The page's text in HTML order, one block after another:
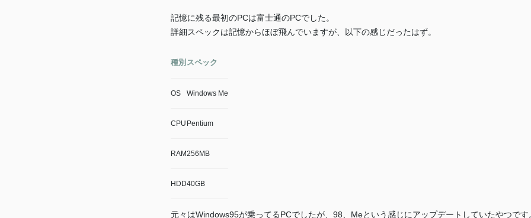
記憶に残る最初のPCは富士通のPCでした。
詳細スペックは記憶からほぼ飛んでいますが、以下の感じだったはず。
種別 スペック
OS Windows Me
CPU Pentium
RAM256MB
HDD40GB
元々はWindows95が乗ってるPCでしたが、98、Meという感じにアップデートしていたやつです